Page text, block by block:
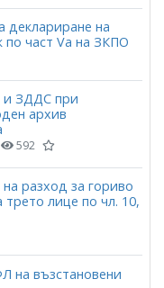
деклариране на
част Vа на ЗКПО
и ЗДДС при
архив
592
разход за гориво
лице по чл. 10,
на възстановени